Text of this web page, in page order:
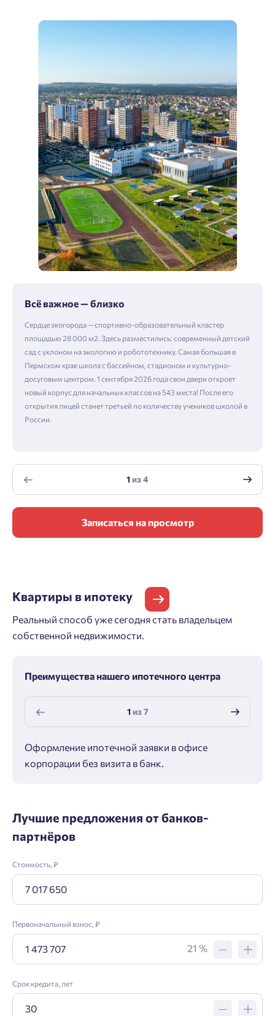
Всё важное — близко
Сердце экогорода — спортивно-образовательный кластер
площадью 28 000 м2. Здесь разместились: современный детский
сад с уклоном на экологию и робототехнику. Самая большая в
Пермском крае школа с бассейном, стадионом и культурно-
досуговым центром. 1 сентября 2026 года свои двери откроет
новый корпус для начальных классов на 543 места! После его
открытия лицей станет третьей по количеству учеников школой в
России.
1из4
Записаться на просмотр
Квартиры в ипотеку
Реальный способ уже сегодня стать владельцем
собственной недвижимости.
Преимущества нашего ипотечного центра
1из7
Оформление ипотечной заявки в офисе
корпорации без визита в банк.
Лучшие предложения от банков-
партнёров
Стоимость, ₽
Первоначальный взнос, ₽
21 %
Срок кредита, лет